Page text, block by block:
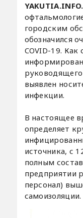
YAKUTIA.INFO.
городским
обозначился
COVID-19.
выявлен
инфекции.
В настоящее
определяет
источника, с
полным
предприятии
персонал)
самоизоляции.